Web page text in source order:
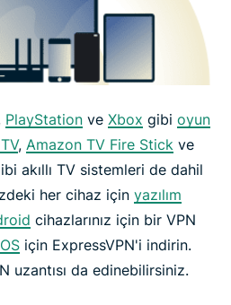
PlayStation ve Xbox gibi oyun
, Amazon TV Fire Stick ve
akıllı TV sistemleri de dahil
her cihaz için yazılım
cihazlarınız için bir VPN
için ExpressVPN'i indirin.
uzantısı da edinebilirsiniz.